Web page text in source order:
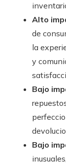
Alto
de
la
y
Bajo
Bajo